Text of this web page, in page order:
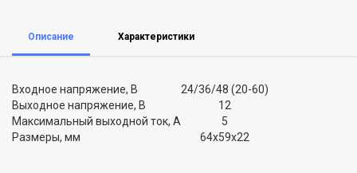
Описание Характеристики
Входное напряжение, В
24/36/48 (20-60)
Выходное напряжение, В
12
Максимальный выходной ток, А
5
Размеры, мм
64x59x22